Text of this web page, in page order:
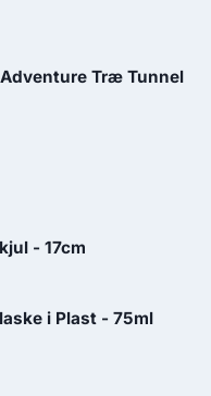
Træ Tunnel
- 17cm
i Plast - 75ml